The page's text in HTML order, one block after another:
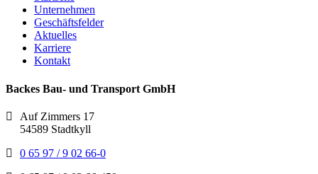
Unternehmen
Geschäftsfelder
Aktuelles
Karriere
Kontakt
Backes Bau- und Transport GmbH
Auf Zimmers 17
54589 Stadtkyll
0 65 97 / 9 02 66-0